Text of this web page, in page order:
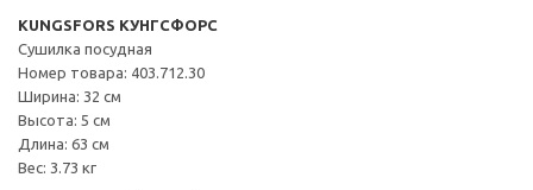
KUNGSFORS КУНГСФОРС
Сушилка посудная
Номер товара: 403.712.30
Ширина: 32 см
Высота: 5 см
Длина: 63 см
Вес: 3.73 кг